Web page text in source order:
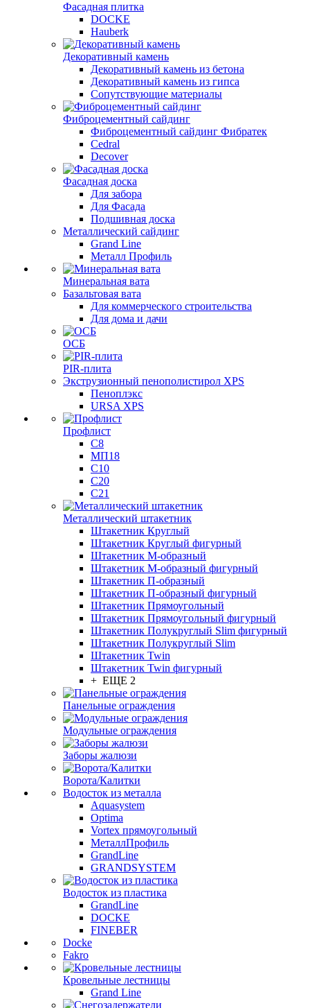
Фасадная плитка
DOCKE
Hauberk
Декоративный камень
Декоративный камень из бетона
Декоративный камень из гипса
Сопутствующие материалы
Фиброцементный сайдинг
Фиброцементный сайдинг Фибратек
Cedral
Decover
Фасадная доска
Для забора
Для Фасада
Подшивная доска
Металлический сайдинг
Grand Line
Металл Профиль
Минеральная вата
Базальтовая вата
Для коммерческого строительства
Для дома и дачи
ОСБ
PIR-плита
Экструзионный пенополистирол XPS
Пеноплэкс
URSA XPS
Профлист
С8
МП18
С10
С20
С21
Металлический штакетник
Штакетник Круглый
Штакетник Круглый фигурный
Штакетник М-образный
Штакетник М-образный фигурный
Штакетник П-образный
Штакетник П-образный фигурный
Штакетник Прямоугольный
Штакетник Прямоугольный фигурный
Штакетник Полукруглый Slim фигурный
Штакетник Полукруглый Slim
Штакетник Twin
Штакетник Twin фигурный
+ ЕЩЕ 2
Панельные ограждения
Модульные ограждения
Заборы жалюзи
Ворота/Калитки
Водосток из металла
Aquasystem
Optima
Vortex прямоугольный
МеталлПрофиль
GrandLine
GRANDSYSTEM
Водосток из пластика
GrandLine
DOCKE
FINEBER
Docke
Fakro
Кровельные лестницы
Grand Line